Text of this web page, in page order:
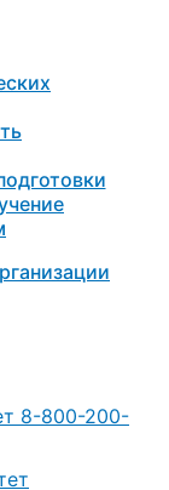
8-800-200-